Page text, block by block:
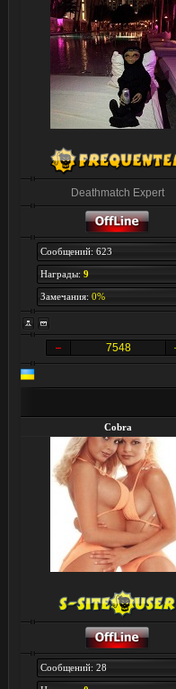
Deathmatch Expert
Сообщений: 623
Награды: 9
Замечания: 0%
7548
Cobra
Сообщений: 28